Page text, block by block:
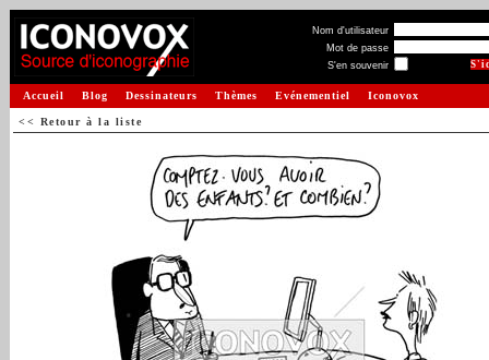
Nom d'utilisateur
Mot de passe
S'en souvenir
Accueil Blog Dessinateurs Thèmes Evénementiel Iconovox
<< Retour à la liste